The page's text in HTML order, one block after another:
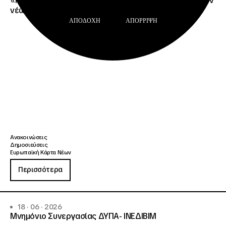
νέων με έως 15% έκπτωση στη SKY express»
Ανακοινώσεις
Δημοσιεύσεις
Ευρωπαϊκή Κάρτα Νέων
Περισσότερα
18 · 06 · 2026
Μνημόνιο Συνεργασίας ΔΥΠΑ- ΙΝΕΔΙΒΙΜ
ΑΠΟΔΟΧΉ ΑΠΌΡΡΙΨΗ